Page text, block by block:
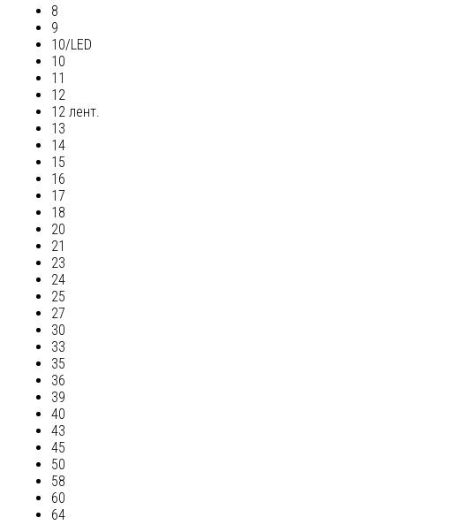
8
9
10/LED
10
11
12
12 лент.
13
14
15
16
17
18
20
21
23
24
25
27
30
33
35
36
39
40
43
45
50
58
60
64